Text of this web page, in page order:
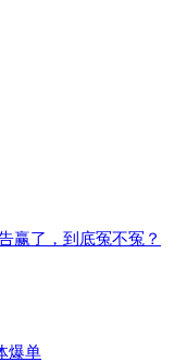
赢了，到底冤不冤？
爆单